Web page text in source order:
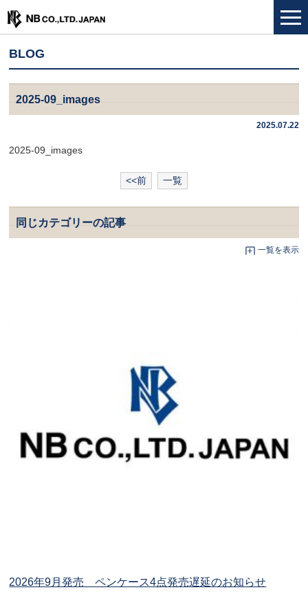
BLOG
2025-09_images
2025.07.22
2025-09_images
<<前 一覧
同じカテゴリーの記事
一覧を表示
2026年9月発売 ペンケース4点発売遅延のお知らせ